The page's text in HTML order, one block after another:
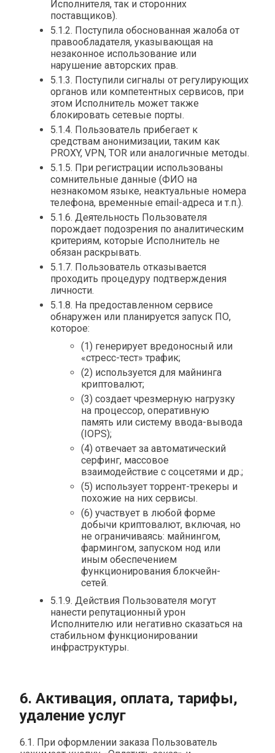
Исполнителя, так и сторонних
поставщиков).
5.1.2. Поступила обоснованная жалоба от
правообладателя, указывающая на
незаконное использование или
нарушение авторских прав.
5.1.3. Поступили сигналы от регулирующих
органов или компетентных сервисов, при
этом Исполнитель может также
блокировать сетевые порты.
5.1.4. Пользователь прибегает к
средствам анонимизации, таким как
PROXY, VPN, TOR или аналогичные методы.
5.1.5. При регистрации использованы
сомнительные данные (ФИО на
незнакомом языке, неактуальные номера
телефона, временные email-адреса и т.п.).
5.1.6. Деятельность Пользователя
порождает подозрения по аналитическим
критериям, которые Исполнитель не
обязан раскрывать.
5.1.7. Пользователь отказывается
проходить процедуру подтверждения
личности.
5.1.8. На предоставленном сервисе
обнаружен или планируется запуск ПО,
которое:
(1) генерирует вредоносный или
«стресс-тест» трафик;
(2) используется для майнинга
криптовалют;
(3) создает чрезмерную нагрузку
на процессор, оперативную
память или систему ввода-вывода
(IOPS);
(4) отвечает за автоматический
серфинг, массовое
взаимодействие с соцсетями и др.;
(5) использует торрент-трекеры и
похожие на них сервисы.
(6) участвует в любой форме
добычи криптовалют, включая, но
не ограничиваясь: майнингом,
фармингом, запуском нод или
иным обеспечением
функционирования блокчейн-
сетей.
5.1.9. Действия Пользователя могут
нанести репутационный урон
Исполнителю или негативно сказаться на
стабильном функционировании
инфраструктуры.
6. Активация, оплата, тарифы,
удаление услуг
6.1. При оформлении заказа Пользователь